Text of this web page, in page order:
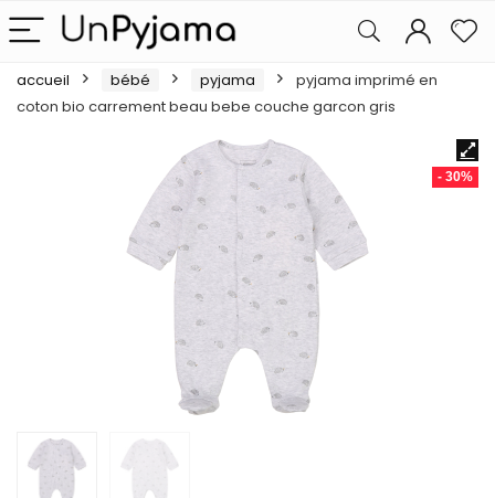
accueil bébé pyjama
pyjama imprimé en
coton bio carrement beau bebe couche garcon gris
- 30%